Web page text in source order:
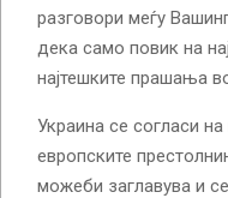
разговори меѓу
дека само повик на
најтешките прашања
Украина се согласи
европските
можеби заглавува и